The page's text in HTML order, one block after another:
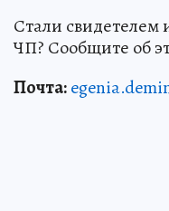
Стали свидетелем
ЧП? Сообщите об
Почта: